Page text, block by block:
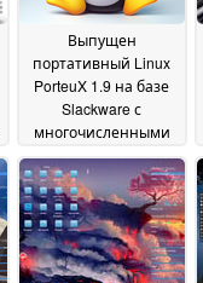
Выпущен
портативный Linux
PorteuX 1.9 на базе
Slackware с
многочисленными
исправлениями,
поддержкой CUPS в
GTK3, новым ядром и
многим другим03
February 2025